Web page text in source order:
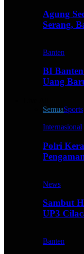
Agung
Serang,
Banten
BI
Uang
SemuaSports
Internasional
Polri
News
Sambut
UP3
Banten